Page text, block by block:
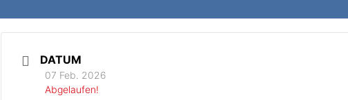
DATUM
07 Feb. 2026
Abgelaufen!